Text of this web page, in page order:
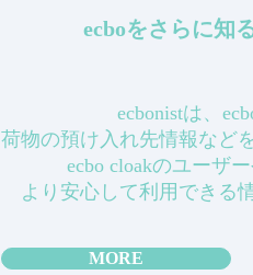
ecboをさらに知
ecbonistは、
荷物の預け入れ先情報など
ecbo cloakのユーザ
より安心して利用できる
MORE